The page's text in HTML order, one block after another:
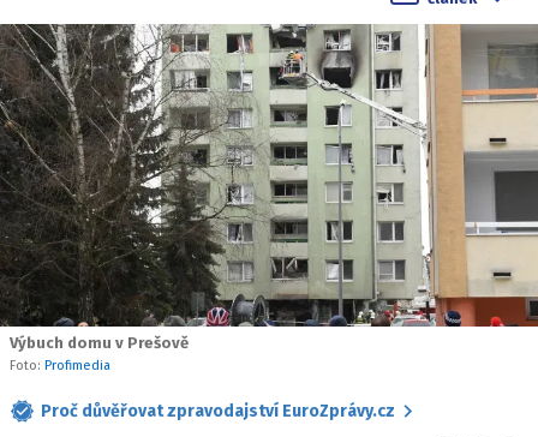
Výbuch domu v Prešově
Foto: Profimedia
Proč důvěřovat zpravodajství EuroZprávy.cz